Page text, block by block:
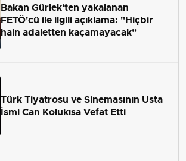
Bakan Gürlek'ten yakalanan
FETÖ'cü ile ilgili açıklama: "Hiçbir
hain adaletten kaçamayacak"
Türk Tiyatrosu ve Sinemasının Usta
İsmi Can Kolukısa Vefat Etti